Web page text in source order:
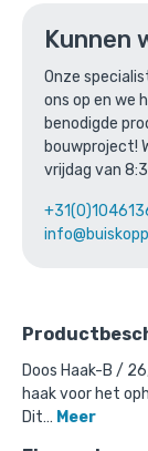
Kunnen
Onze
ons op en we
benodigde
bouwproject!
vrijdag van
Doos Haak-B /
haak voor het
Dit… Meer